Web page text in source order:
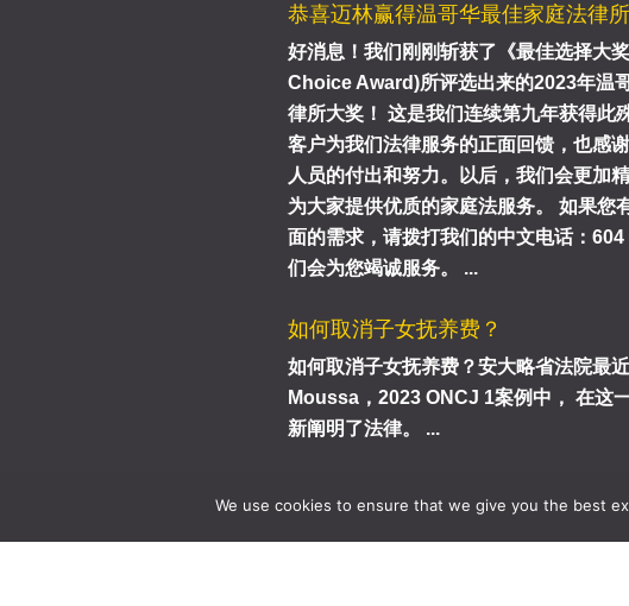
恭喜迈林赢得温哥华最佳家庭法律
好消息！我们刚刚斩获了《最佳选择大
Choice Award)所评选出来的2023年温
律所大奖！ 这是我们连续第九年获得此
客户为我们法律服务的正面回馈，也感
人员的付出和努力。以后，我们会更加
为大家提供优质的家庭法服务。 如果您
面的需求，请拨打我们的中文电话：
们会为您竭诚服务。 ...
如何取消子女抚养费？
如何取消子女抚养费？安大略省法院最
Moussa，2023 ONCJ 1案例中， 在这
新阐明了法律。 ...
We use cookies to ensure that we give you the best